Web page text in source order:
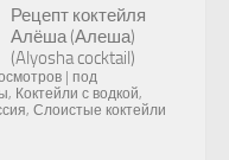
Рецепт коктейля
Алёша (Алеша)
(Alyosha cocktail)
под
, Коктейли с водкой,
, Слоистые коктейли